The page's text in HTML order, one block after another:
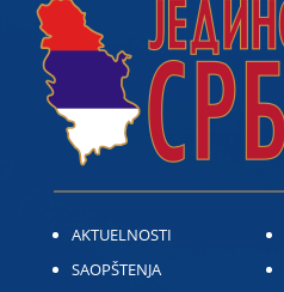
AKTUELNOSTI
SAOPŠTENJA